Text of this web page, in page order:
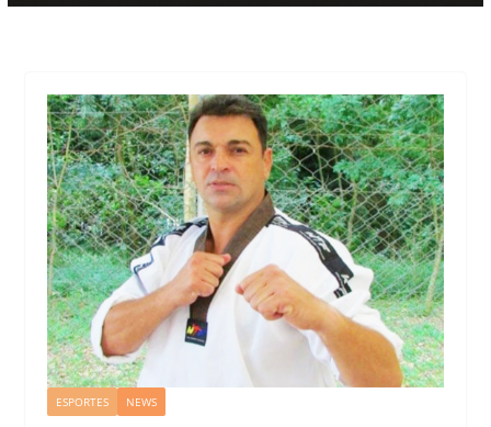
ESPORTES NEWS